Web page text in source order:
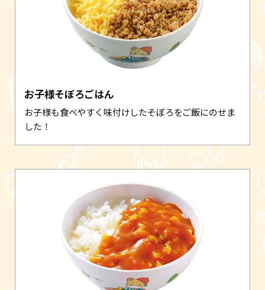
お子様そぼろごはん
お子様も食べやすく味付けしたそぼろをご飯にのせま
した！